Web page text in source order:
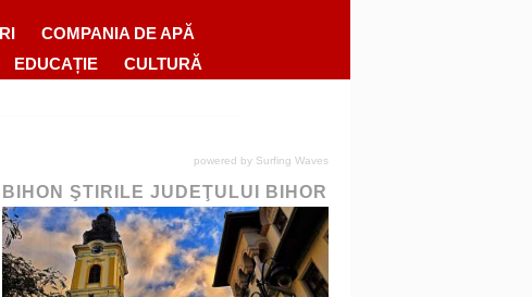
COMPANIA DE APĂ
EDUCAȚIE CULTURĂ
powered by Surfing Waves
BIHON ŞTIRILE JUDEŢULUI BIHOR